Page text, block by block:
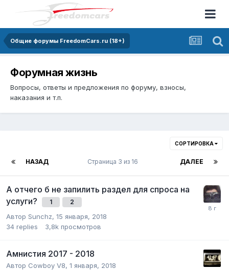
Общие форумы FreedomCars.ru (18+)
Форумная жизнь
Вопросы, ответы и предложения по форуму, взносы,
наказания и т.п.
СОРТИРОВКА
НАЗАД ДАЛЕЕ
Страница 3 из 16
А отчего б не запилить раздел для спроса на
услуги?
1 2
Автор Sunchz, 15 января, 2018
34 replies 3,8k просмотров
Амнистия 2017 - 2018
Автор Cowboy V8, 1 января, 2018